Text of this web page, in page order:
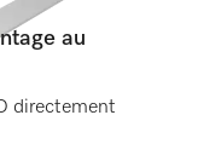
au
directement